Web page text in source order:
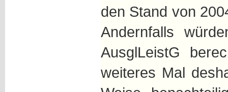
den Stand von
Andernfalls
AusglLeistG
weiteres Mal